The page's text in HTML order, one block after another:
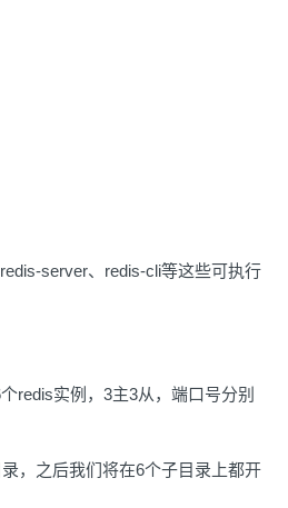
server、redis-cli等这些可执行
redis实例，3主3从，端口号分别
，之后我们将在6个子目录上都开